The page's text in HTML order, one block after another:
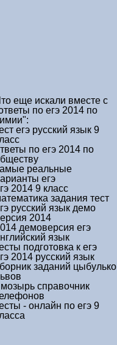
еще искали вместе с
по егэ 2014 по
:
егэ русский язык 9
по егэ 2014 по
реальные
егэ
2014 9 класс
задания тест
русский язык демо
2014
демоверсия егэ
язык
подготовка к егэ
2014 русский язык
заданий цыбулько
мозырь справочник
- онлайн по егэ 9